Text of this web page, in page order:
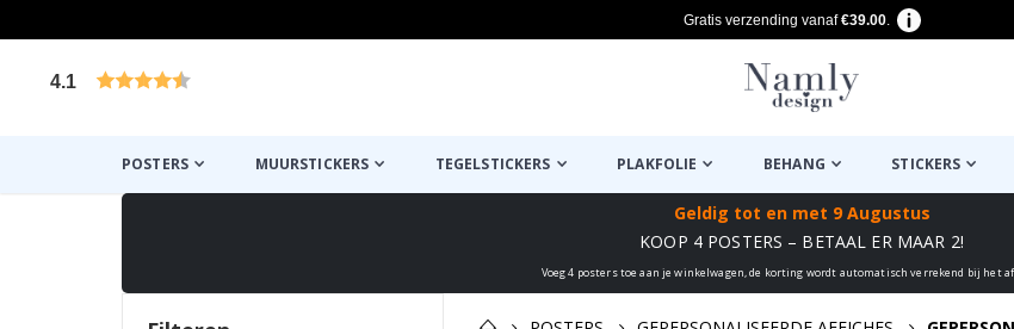
Gratis verzending vanaf€39.00.
4.1
POSTERS MUURSTICKERS TEGELSTICKERS PLAKFOLIE BEHANG STICKERS
Geldig tot en met 9 Augustus
KOOP 4 POSTERS – BETAAL ER MAAR 2!
Voeg 4 posters toe aan je winkelwagen, de korting wordt automatisch verrekend bij het